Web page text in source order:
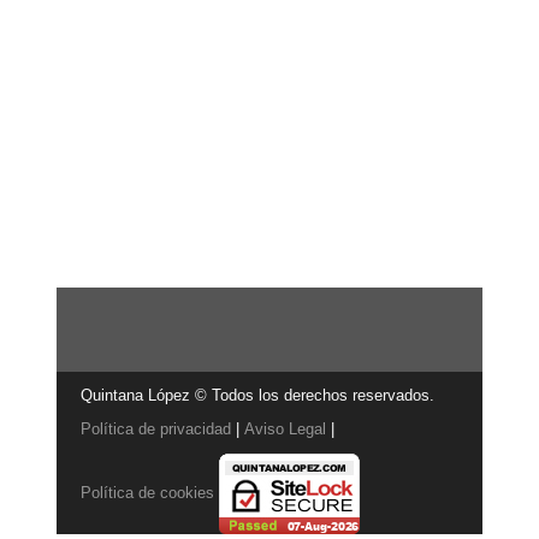
Quintana López © Todos los derechos reservados.
Política de privacidad |Aviso Legal |
Política de cookies